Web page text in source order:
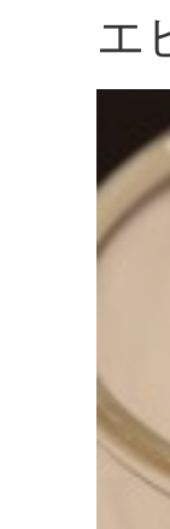
エ